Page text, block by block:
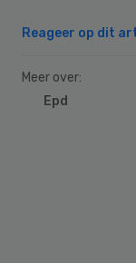
Reageer op dit
Meer over:
Epd